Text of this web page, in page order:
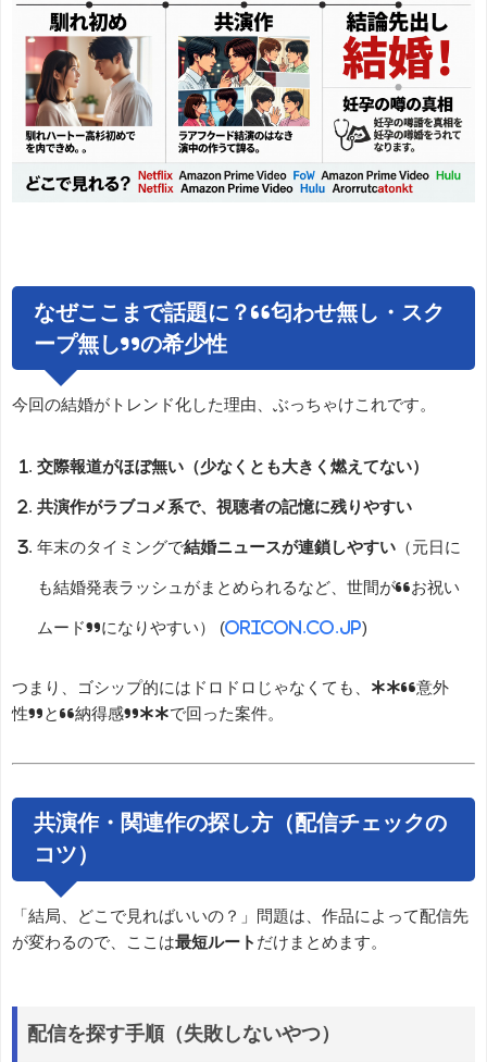
なぜここまで話題に？“匂わせ無し・スク
ープ無し”の希少性
今回の結婚がトレンド化した理由、ぶっちゃけこれです。
交際報道がほぼ無い（少なくとも大きく燃えてない）
共演作がラブコメ系で、視聴者の記憶に残りやすい
年末のタイミングで結婚ニュースが連鎖しやすい（元日に
も結婚発表ラッシュがまとめられるなど、世間が“お祝い
ムード”になりやすい） (oricon.co.jp)
つまり、ゴシップ的にはドロドロじゃなくても、**“意外
性”と“納得感”**で回った案件。
共演作・関連作の探し方（配信チェックの
コツ）
「結局、どこで見ればいいの？」問題は、作品によって配信先
が変わるので、ここは最短ルート だけまとめます。
配信を探す手順（失敗しないやつ）